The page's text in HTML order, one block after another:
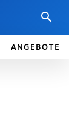
ANGEBOTE